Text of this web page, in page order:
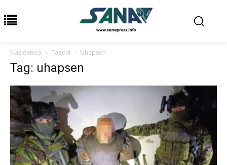
Naslovnica Tagovi Uhapsen
Tag: uhapsen